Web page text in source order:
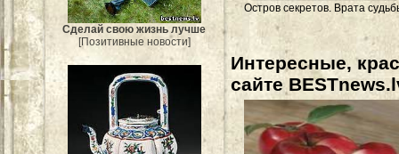
Сделай свою жизнь лучше
[Позитивные новости]
Остров секретов. Врата
Интересные,
сайте